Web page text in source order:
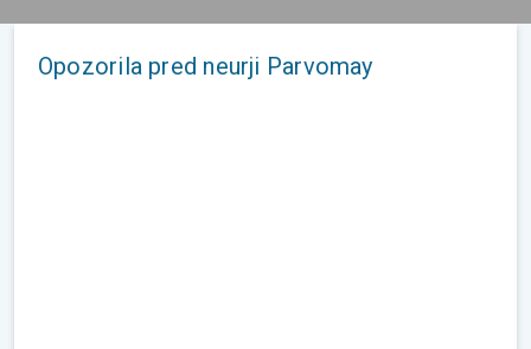
Opozorila pred neurji Parvomay